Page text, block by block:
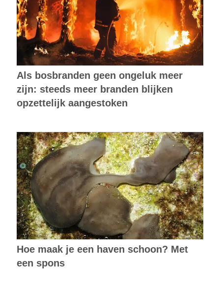
Als bosbranden geen ongeluk meer
zijn: steeds meer branden blijken
opzettelijk aangestoken
Hoe maak je een haven schoon? Met
een spons